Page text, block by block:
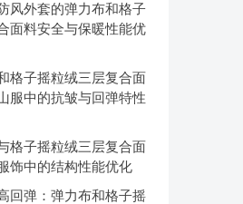
风外套的弹力布和格子
面料安全与保暖性能优
格子摇粒绒三层复合面
服中的抗皱与回弹特性
格子摇粒绒三层复合面
饰中的结构性能优化
回弹：弹力布和格子摇